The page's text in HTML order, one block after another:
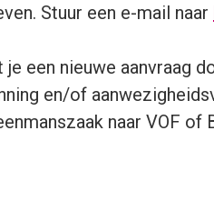
Stuur een e-mail naar
een nieuwe aanvraag
en/of
naar VOF of